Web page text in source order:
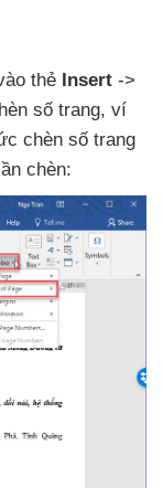
thẻ Insert ->
số trang, ví
chèn số trang
chèn: